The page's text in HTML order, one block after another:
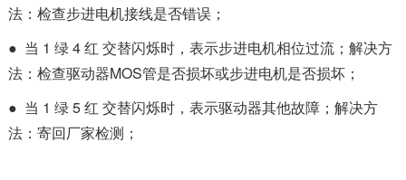
法：检查步进电机接线是否错误；
● 当 1 绿 4 红 交替闪烁时，表示步进电机相位过流；解决方
法：检查驱动器MOS管是否损坏或步进电机是否损坏；
● 当 1 绿 5 红 交替闪烁时，表示驱动器其他故障；解决方
法：寄回厂家检测；